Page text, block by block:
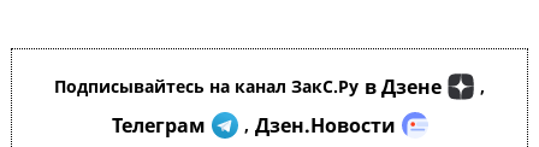
Подписывайтесь на канал ЗакС.Ру в Дзене ,
Телеграм , Дзен.Новости